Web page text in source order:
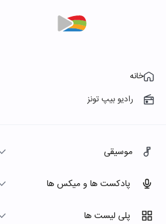
خانه
رادیو بیپ تونز
موسیقی
پادکست ها و میکس ها
پلی لیست ها